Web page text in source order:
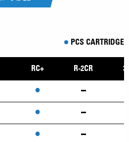
PCS CARTRIDGE
RC+ R-2CR
•
•
•